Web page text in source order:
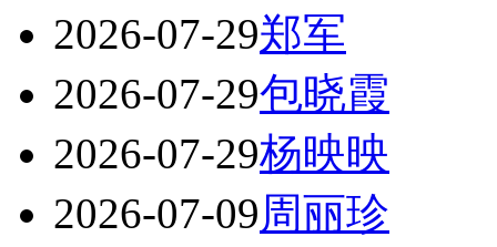
2026-07-29郑军
2026-07-29包晓霞
2026-07-29杨映映
2026-07-09周丽珍